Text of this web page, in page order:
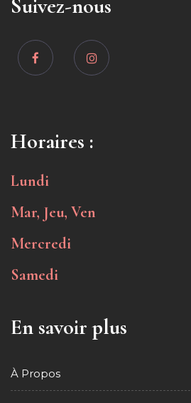
Suivez-nous
Horaires :
Lundi
Mar, Jeu, Ven
Mercredi
Samedi
En savoir plus
À Propos